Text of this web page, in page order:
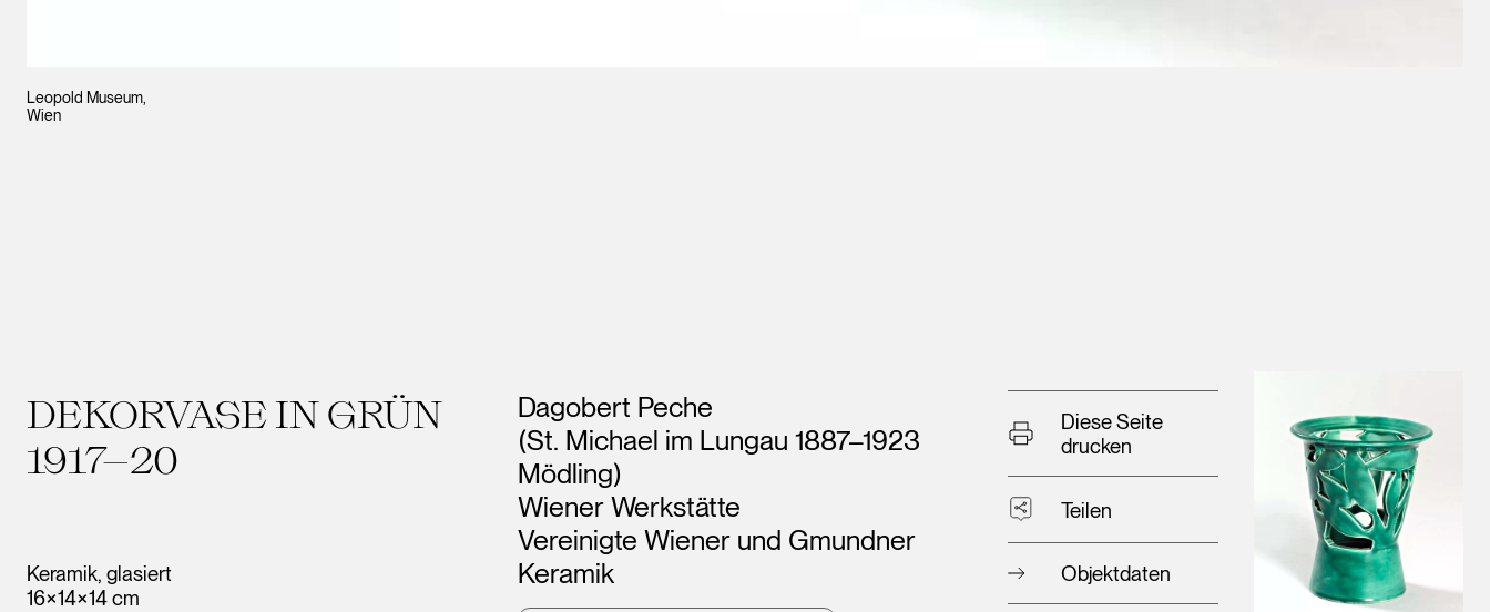
Leopold Museum,
Wien
DEKORVASE IN GRÜN
1917–20
Keramik, glasiert
16×14×14 cm
Künstler*innen
Dagobert Peche
(St. Michael im Lungau 1887–1923
Mödling)
Wiener Werkstätte
Vereinigte Wiener und Gmundner
Keramik
Diese Seite
drucken
Teilen
Objektdaten